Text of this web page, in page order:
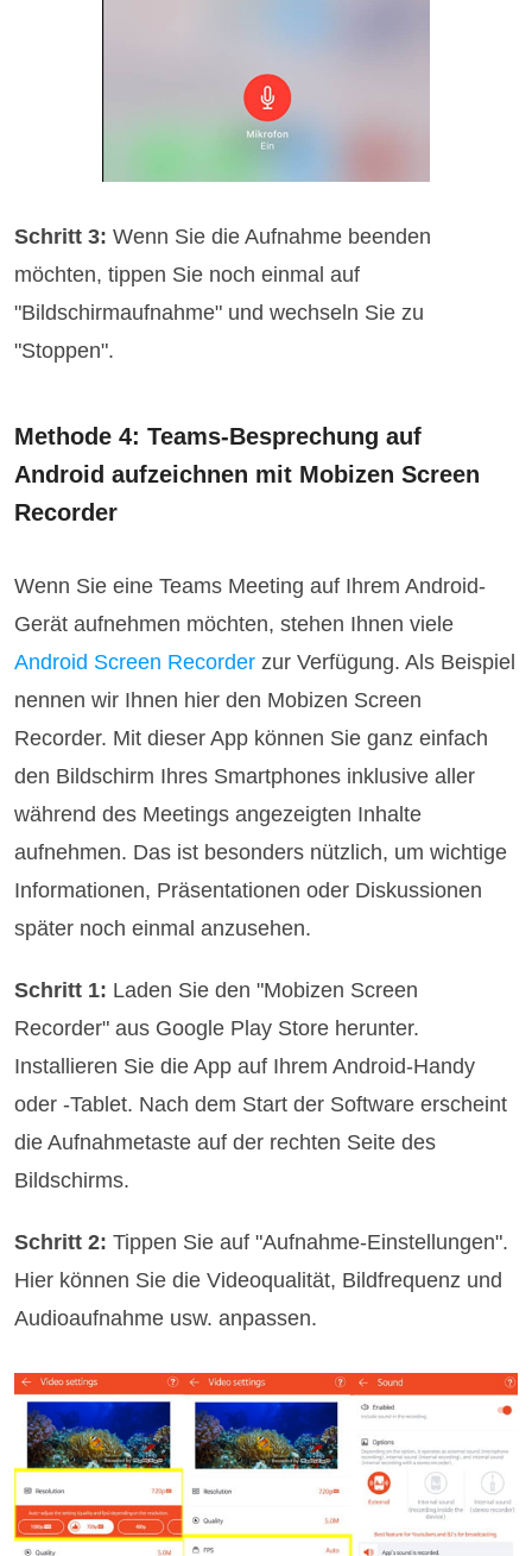
Schritt 3: Wenn Sie die Aufnahme beenden
möchten, tippen Sie noch einmal auf
"Bildschirmaufnahme" und wechseln Sie zu
"Stoppen".
Methode 4: Teams-Besprechung auf
Android aufzeichnen mit Mobizen Screen
Recorder
Wenn Sie eine Teams Meeting auf Ihrem Android-
Gerät aufnehmen möchten, stehen Ihnen viele
Android Screen Recorder zur Verfügung. Als Beispiel
nennen wir Ihnen hier den Mobizen Screen
Recorder. Mit dieser App können Sie ganz einfach
den Bildschirm Ihres Smartphones inklusive aller
während des Meetings angezeigten Inhalte
aufnehmen. Das ist besonders nützlich, um wichtige
Informationen, Präsentationen oder Diskussionen
später noch einmal anzusehen.
Schritt 1: Laden Sie den "Mobizen Screen
Recorder" aus Google Play Store herunter.
Installieren Sie die App auf Ihrem Android-Handy
oder -Tablet. Nach dem Start der Software erscheint
die Aufnahmetaste auf der rechten Seite des
Bildschirms.
Schritt 2: Tippen Sie auf "Aufnahme-Einstellungen".
Hier können Sie die Videoqualität, Bildfrequenz und
Audioaufnahme usw. anpassen.